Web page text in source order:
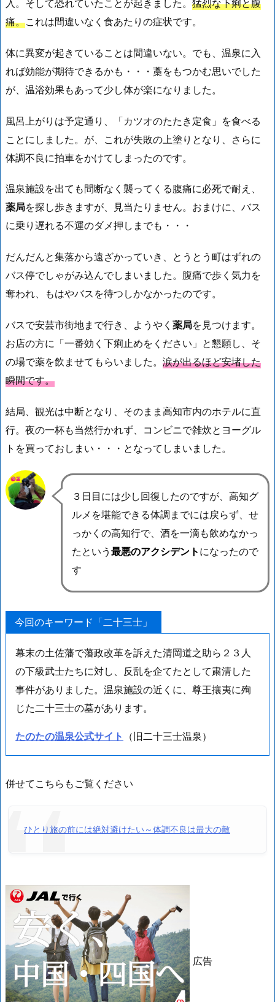
入。そして恐れていたことが起きました。 猛烈な下痢と腹
痛。これは間違いなく食あたりの症状です。
体に異変が起きていることは間違いない。でも、温泉に入
れば効能が期待できるかも・・・藁をもつかむ思いでした
が、温浴効果もあって少し体が楽になりました。
風呂上がりは予定通り、「カツオのたたき定食」を食べる
ことにしました。が、これが失敗の上塗りとなり、さらに
体調不良に拍車をかけてしまったのです。
温泉施設を出ても間断なく襲ってくる腹痛に必死で耐え、
薬局を探し歩きますが、見当たりません。おまけに、バス
に乗り遅れる不運のダメ押しまでも・・・
だんだんと集落から遠ざかっていき、とうとう町はずれの
バス停でしゃがみ込んでしまいました。腹痛で歩く気力を
奪われ、もはやバスを待つしかなかったのです。
バスで安芸市街地まで行き、ようやく 薬局を見つけます。
お店の方に「一番効く下痢止めをください」と懇願し、そ
の場で薬を飲ませてもらいました。 涙が出るほど安堵した
瞬間です。
結局、観光は中断となり、そのまま高知市内のホテルに直
行。夜の一杯も当然行かれず、コンビニで雑炊とヨーグル
トを買っておしまい・・・となってしまいました。
３日目には少し回復したのですが、高知グ
ルメを堪能できる体調までには戻らず、せ
っかくの高知行で、酒を一滴も飲めなかっ
たという最悪のアクシデントになったので
す
今回のキーワード「二十三士」
幕末の土佐藩で藩政改革を訴えた清岡道之助ら２３人
の下級武士たちに対し、反乱を企てたとして粛清した
事件がありました。温泉施設の近くに、尊王攘夷に殉
じた二十三士の墓があります。
たのたの温泉公式サイト （旧二十三士温泉）
併せてこちらもご覧ください
ひとり旅の前には絶対避けたい～体調不良は最大の敵
広告